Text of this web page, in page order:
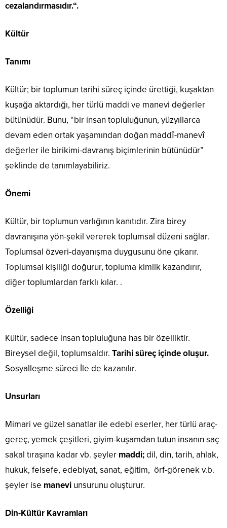
cezalandırmasıdır.“.
Kültür
Tanımı
Kültür; bir toplumun tarihi süreç içinde ürettiği, kuşaktan
kuşağa aktardığı, her türlü maddi ve manevi değerler
bütünüdür. Bunu, “bir insan topluluğunun, yüzyıllarca
devam eden ortak yaşamından doğan maddî-manevî
değerler ile birikimi-davranış biçimlerinin bütünüdür”
şeklinde de tanımlayabiliriz.
Önemi
Kültür, bir toplumun varlığının kanıtıdır. Zira birey
davranışına yön-şekil vererek toplumsal düzeni sağlar.
Toplumsal özveri-dayanışma duygusunu öne çıkarır.
Toplumsal kişiliği doğurur, topluma kimlik kazandırır,
diğer toplumlardan farklı kılar. .
Özelliği
Kültür, sadece insan topluluğuna has bir özelliktir.
Bireysel değil, toplumsaldır. Tarihi süreç içinde oluşur.
Sosyalleşme süreci İle de kazanılır.
Unsurları
Mimari ve güzel sanatlar ile edebi eserler, her türlü araç-
gereç, yemek çeşitleri, giyim-kuşamdan tutun insanın saç
sakal tıraşına kadar vb. şeyler maddi;dil, din, tarih, ahlak,
hukuk, felsefe, edebiyat, sanat, eğitim, örf-görenek v.b.
şeyler ise manevi unsurunu oluşturur.
Din-Kültür Kavramları